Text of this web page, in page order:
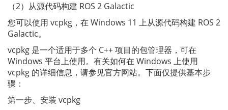
（2）从源代码构建 ROS 2 Galactic
您可以使用 vcpkg，在 Windows 11 上从源代码构建 ROS 2
Galactic。
vcpkg 是一个适用于多个 C++ 项目的包管理器，可在
Windows 平台上使用。有关如何在 Windows 上使用
vcpkg 的详细信息，请参见官方网站。下面仅提供基本步
骤：
第一步、安装 vcpkg